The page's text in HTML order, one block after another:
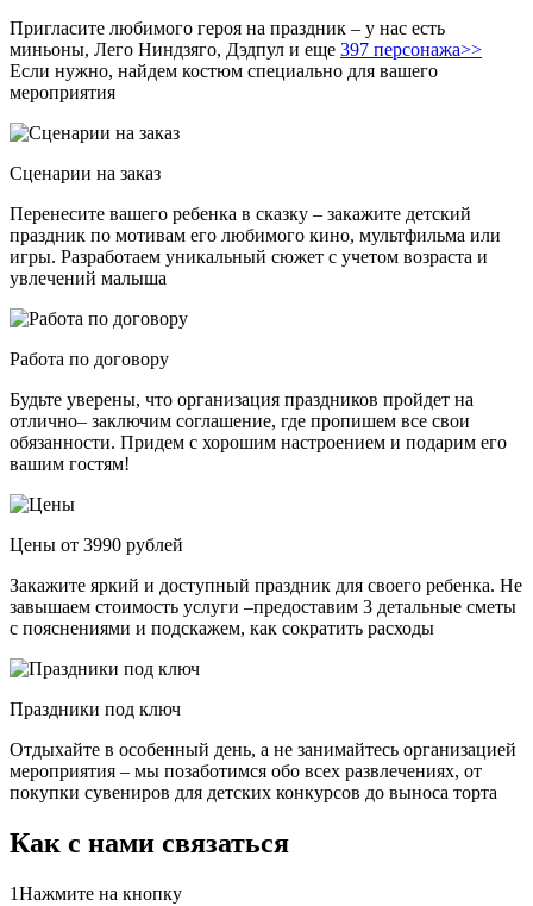
Пригласите любимого героя на праздник – у нас есть
миньоны, Лего Ниндзяго, Дэдпул и еще 397 персонажа>>
Если нужно, найдем костюм специально для вашего
мероприятия
Сценарии на заказ
Перенесите вашего ребенка в сказку – закажите детский
праздник по мотивам его любимого кино, мультфильма или
игры. Разработаем уникальный сюжет с учетом возраста и
увлечений малыша
Работа по договору
Будьте уверены, что организация праздников пройдет на
отлично– заключим соглашение, где пропишем все свои
обязанности. Придем с хорошим настроением и подарим его
вашим гостям!
Цены от 3990 рублей
Закажите яркий и доступный праздник для своего ребенка. Не
завышаем стоимость услуги –предоставим 3 детальные сметы
с пояснениями и подскажем, как сократить расходы
Праздники под ключ
Отдыхайте в особенный день, а не занимайтесь организацией
мероприятия – мы позаботимся обо всех развлечениях, от
покупки сувениров для детских конкурсов до выноса торта
Как с нами связаться
1Нажмите на кнопку